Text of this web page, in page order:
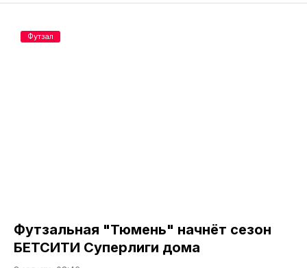
Футзальная "Тюмень" начнёт сезон
БЕТСИТИ Суперлиги дома
Футзал